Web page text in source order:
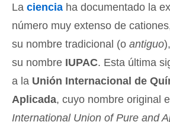
La ciencia ha documentado la
número muy extenso de
su nombre tradicional (o antiguo
su nombre IUPAC. Esta última
a la Unión Internacional de
Aplicada, cuyo nombre original
International Union of Pure and